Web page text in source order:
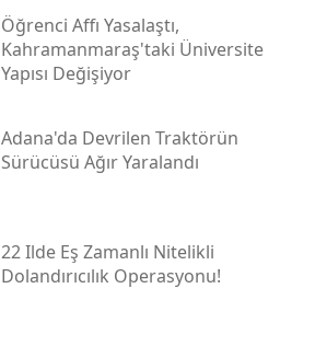
Öğrenci Affı Yasalaştı,
Kahramanmaraş'taki Üniversite
Yapısı Değişiyor
Adana'da Devrilen Traktörün
Sürücüsü Ağır Yaralandı
22 Ilde Eş Zamanlı Nitelikli
Dolandırıcılık Operasyonu!